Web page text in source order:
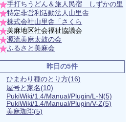
手打ちうどん＆旅人民宿 しずかの里
特定非営利活動法人山里舎
株式会社山里舎「さくら
美麻地区社会福祉協議会
源流美麻太鼓の会
ふるさと美麻会
昨日の5件
ひまわり種のとり方(16)
屋号と家名 (10)
PukiWiki/1.4/Manual/Plugin/L-N (5)
PukiWiki/1.4/Manual/Plugin/V-Z(5)
美麻珈琲(5)